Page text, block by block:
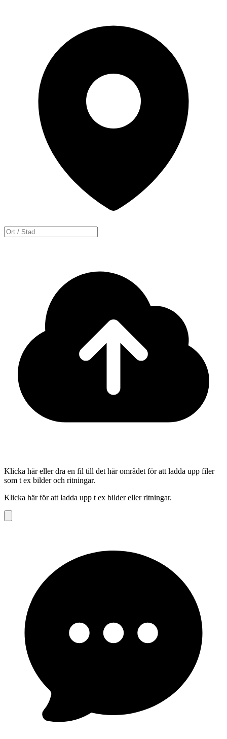
Klicka här eller dra en fil till det här området för att ladda upp filer
som t ex bilder och ritningar.
Klicka här för att ladda upp t ex bilder eller ritningar.